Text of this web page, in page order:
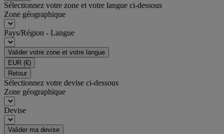
Sélectionnez votre zone et votre langue ci-dessous
Zone géographique
Pays/Région - Langue
Valider votre zone et votre langue
EUR (€)
Retour
Sélectionnez votre devise ci-dessous
Zone géographique
Devise
Valider ma devise